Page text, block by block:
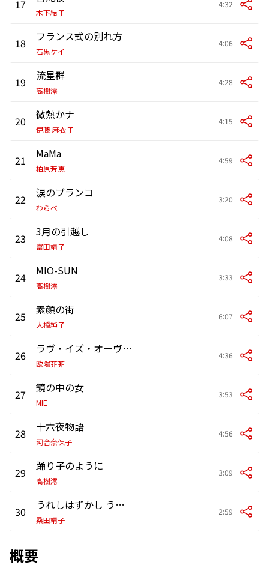
17
木下結子
4:32
18 フランス式の別れ方
石黒ケイ
4:06
19 流星群
高樹澪
4:28
20 微熱かナ
伊藤 麻衣子
4:15
21 MaMa
柏原芳恵
4:59
22 涙のブランコ
わらべ
3:20
23 3月の引越し
富田靖子
4:08
24 MIO-SUN
高樹澪
3:33
25 素顔の街
大橋純子
6:07
26 ラヴ・イズ・オーヴァー
欧陽菲菲
4:36
27 鏡の中の女
MIE
3:53
28 十六夜物語
河合奈保子
4:56
29 踊り子のように
高樹澪
3:09
30 うれしはずかし うっふっふ
桑田靖子
2:59
概要